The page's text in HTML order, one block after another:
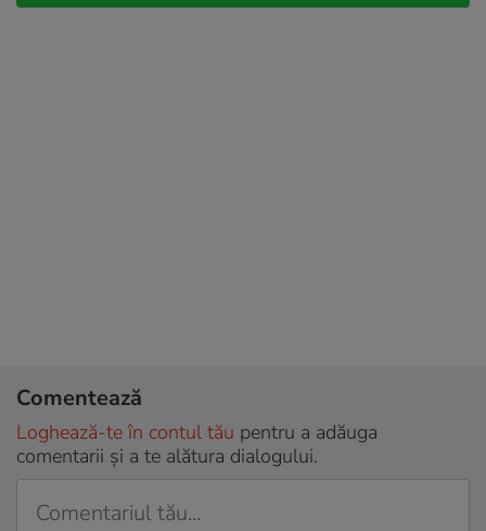
Comentează
Loghează-te în contul tău pentru a adăuga
comentarii și a te alătura dialogului.